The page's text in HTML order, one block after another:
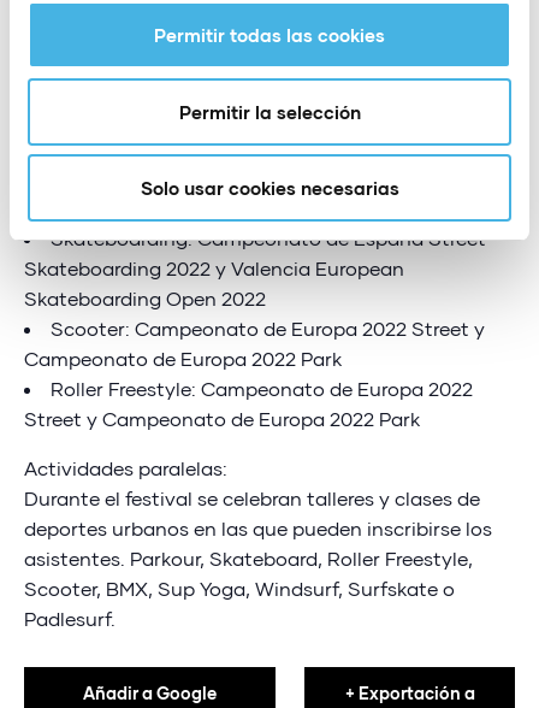
Permitir todas las cookies
Permitir la selección
Solo usar cookies necesarias
bao, arroces, opciones veganas, fruta, smoothies,
gofres, crepes dulces y salados.
9 actuaciones musicales, y programación
nocturna con fiestas paralelas al festival.
Principales competiciones:
Skateboarding: Campeonato de España Street
Skateboarding 2022 y Valencia European
Skateboarding Open 2022
Scooter: Campeonato de Europa 2022 Street y
Campeonato de Europa 2022 Park
Roller Freestyle: Campeonato de Europa 2022
Street y Campeonato de Europa 2022 Park
Actividades paralelas:
Durante el festival se celebran talleres y clases de
deportes urbanos en las que pueden inscribirse los
asistentes. Parkour, Skateboard, Roller Freestyle,
Scooter, BMX, Sup Yoga, Windsurf, Surfskate o
Padlesurf.
Añadir a Google
+ Exportación a